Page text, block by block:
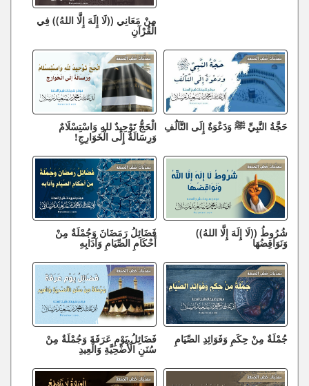
مِنْ مَعَانِي ((لَا إِلَهَ إِلَّا اللهُ)) فِي
الْقُرْآنِ
حَجَّةُ النَّبِيِّ ﷺ وَدَعْوَةٌ إِلَى التَّآلُفِ الْحَجُّ تَوْحِيدٌ للهِ وَاسْتِسْلَامٌ
وَرِسَالَةٌ إِلَى الْخَوَارِجِ!
شُرُوطُ ((لَا إِلَهَ إِلَّا اللهُ))
وَنَوَاقِضُهَا
فَضَائِلُ رَمَضَانَ وَجُمْلَةٌ مِنْ
أَحْكَامِ الصِّيَامِ وَآدَابِهِ
جُمْلَةٌ مِنْ حِكَمِ وَفَوَائِدِ الصِّيَامِ فَضَائِلُ يَوْمِ عَرَفَةَ وَجُمْلَةٌ مِنْ
سُنَنِ الْأُضْحِيَّةِ وَالْعِيدِ